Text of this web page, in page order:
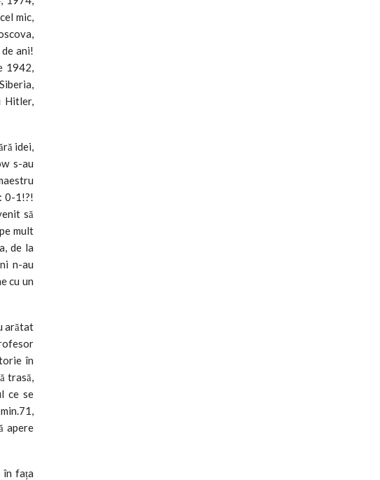
mic,
ani!
1942,
Hitler,
idei,
s-au
0-1!?!
să
mult
de la
n-au
cu un
arătat
în
trasă,
ce se
apere
în fața